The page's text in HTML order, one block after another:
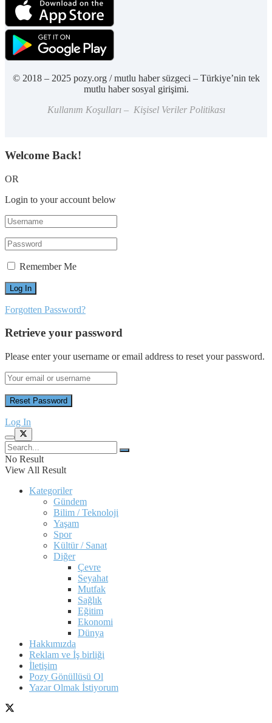
© 2018 – 2025 pozy.org / mutlu haber süzgeci – Türkiye’nin tek
mutlu haber sosyal girişimi.
Kullanım Koşulları – Kişisel Veriler Politikası
Welcome Back!
OR
Login to your account below
Remember Me
Forgotten Password?
Retrieve your password
Please enter your username or email address to reset your password.
Log In
No Result
View All Result
Kategoriler
Gündem
Bilim / Teknoloji
Yaşam
Spor
Kültür / Sanat
Diğer
Çevre
Seyahat
Mutfak
Sağlık
Eğitim
Ekonomi
Dünya
Hakkımızda
Reklam ve İş birliği
İletişim
Pozy Gönüllüsü Ol
Yazar Olmak İstiyorum